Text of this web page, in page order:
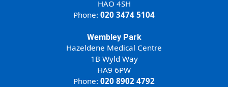
HAO 4SH
Phone: 020 3474 5104
Wembley Park
Hazeldene Medical Centre
1B Wyld Way
HA9 6PW
Phone: 020 8902 4792